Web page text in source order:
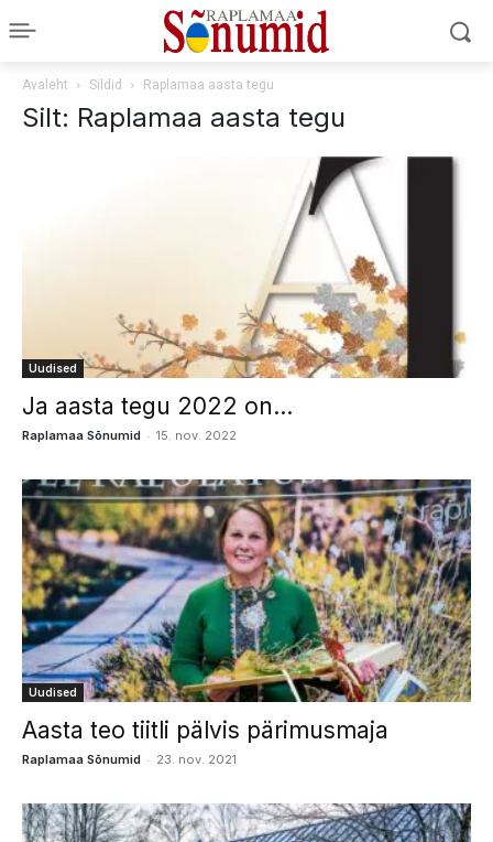
Avaleht Sildid Raplamaa aasta tegu
Silt: Raplamaa aasta tegu
Uudised
Ja aasta tegu 2022 on…
Raplamaa Sõnumid - 15. nov. 2022
Uudised
Aasta teo tiitli pälvis pärimusmaja
Raplamaa Sõnumid - 23. nov. 2021